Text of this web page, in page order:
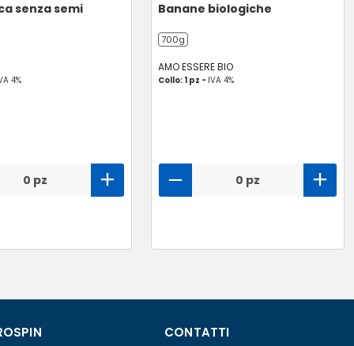
senza semi
4%
0 pz
Banane biologiche
700g
AMO ESSERE BIO
Collo: 1 pz - IVA 4%
0 pz
CONTATTI